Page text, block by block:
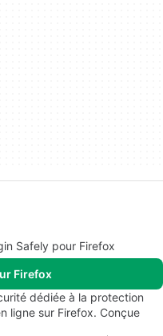
Safely pour Firefox
Firefox
dédiée à la protection
ligne sur Firefox. Conçue